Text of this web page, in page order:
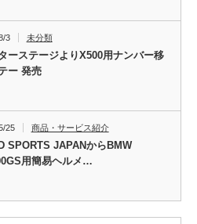
3 未分類
ーステージよりX500用ナンバー移
ー 発売
25 商品・サービス紹介
SPORTS JAPANからBMW
用簡易ヘルメ…